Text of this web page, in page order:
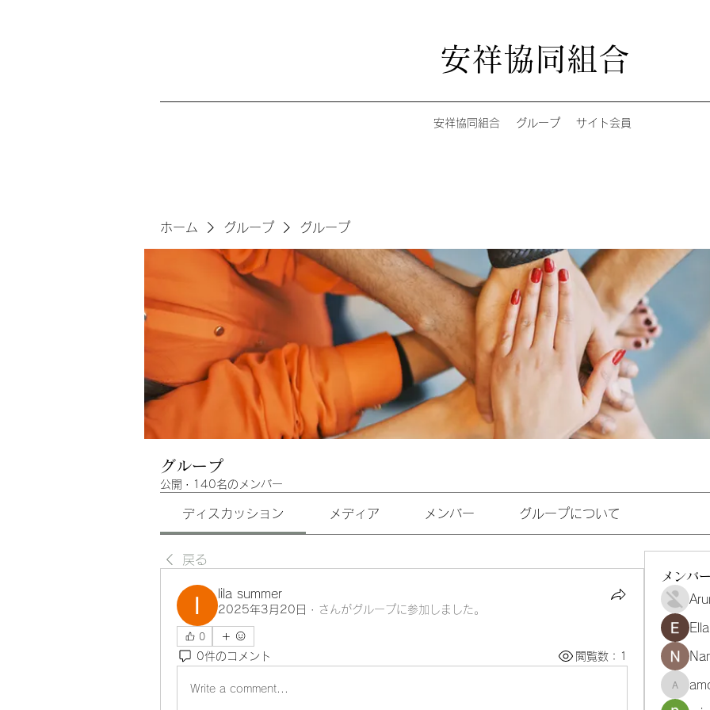
安祥協同組合
安祥協同組合 グループ サイト会員
ホーム グループ グループ
グループ
公開 · 140名のメンバー
ディスカッション メディア メンバー グループについて
戻る
lila summer
2025年3月20日 · さんがグループに参加しました。
0
0件のコメント 閲覧数：1
Write a comment...
メンバ